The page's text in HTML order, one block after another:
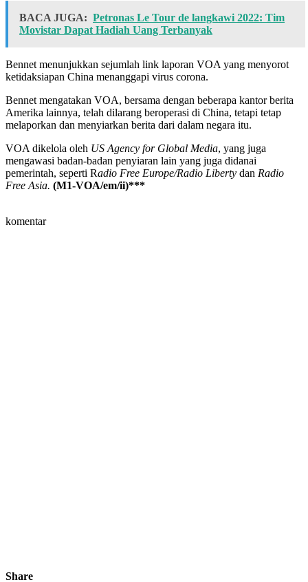
BACA JUGA: Petronas Le Tour de langkawi 2022: Tim
Movistar Dapat Hadiah Uang Terbanyak
Bennet menunjukkan sejumlah link laporan VOA yang menyorot
ketidaksiapan China menanggapi virus corona.
Bennet mengatakan VOA, bersama dengan beberapa kantor berita
Amerika lainnya, telah dilarang beroperasi di China, tetapi tetap
melaporkan dan menyiarkan berita dari dalam negara itu.
VOA dikelola oleh US Agency for Global Media, yang juga
mengawasi badan-badan penyiaran lain yang juga didanai
pemerintah, seperti Radio Free Europe/Radio Liberty dan Radio
Free Asia. (M1-VOA/em/ii)***
komentar
Share